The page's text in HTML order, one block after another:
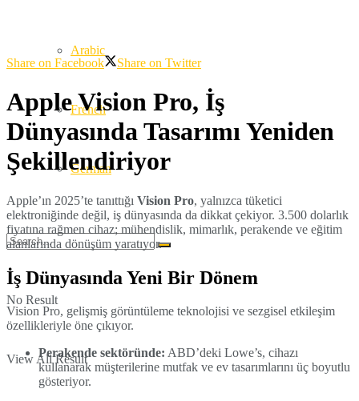
Arabic
French
German
No Result
View All Result
Share on Facebook Share on Twitter
Apple Vision Pro, İş
Dünyasında Tasarımı Yeniden
Şekillendiriyor
Apple’ın 2025’te tanıttığı Vision Pro, yalnızca tüketici
elektroniğinde değil, iş dünyasında da dikkat çekiyor. 3.500 dolarlık
fiyatına rağmen cihaz; mühendislik, mimarlık, perakende ve eğitim
alanlarında dönüşüm yaratıyor.
İş Dünyasında Yeni Bir Dönem
Vision Pro, gelişmiş görüntüleme teknolojisi ve sezgisel etkileşim
özellikleriyle öne çıkıyor.
Perakende sektöründe: ABD’deki Lowe’s, cihazı
kullanarak müşterilerine mutfak ve ev tasarımlarını üç boyutlu
gösteriyor.